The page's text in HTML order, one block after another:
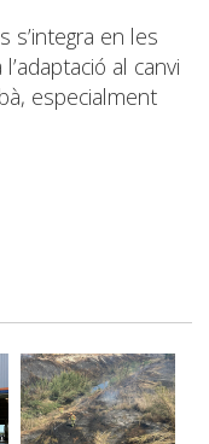
s’integra en les
al canvi
especialment